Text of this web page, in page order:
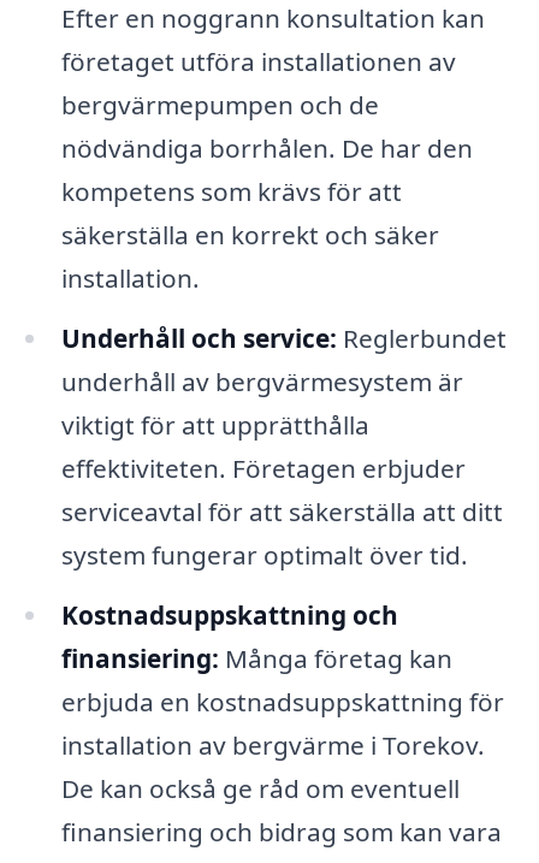
Efter en noggrann konsultation kan
företaget utföra installationen av
bergvärmepumpen och de
nödvändiga borrhålen. De har den
kompetens som krävs för att
säkerställa en korrekt och säker
installation.
Underhåll och service: Reglerbundet
underhåll av bergvärmesystem är
viktigt för att upprätthålla
effektiviteten. Företagen erbjuder
serviceavtal för att säkerställa att ditt
system fungerar optimalt över tid.
Kostnadsuppskattning och
finansiering: Många företag kan
erbjuda en kostnadsuppskattning för
installation av bergvärme i Torekov.
De kan också ge råd om eventuell
finansiering och bidrag som kan vara